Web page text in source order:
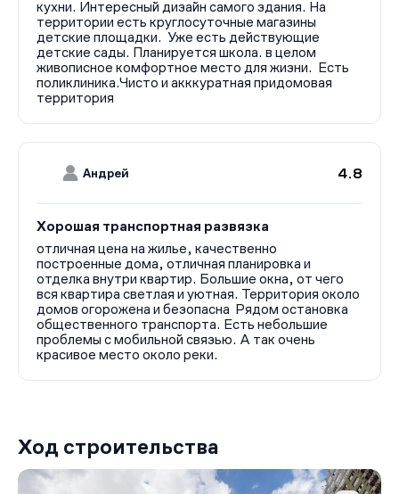
кухни. Интересный дизайн самого здания. На
территории есть круглосуточные магазины
детские площадки. Уже есть действующие
детские сады. Планируется школа. в целом
живописное комфортное место для жизни. Есть
поликлиника.Чисто и акккуратная придомовая
территория
Андрей 4.8
Хорошая транспортная развязка
отличная цена на жилье, качественно
построенные дома, отличная планировка и
отделка внутри квартир. Большие окна, от чего
вся квартира светлая и уютная. Территория около
домов огорожена и безопасна Рядом остановка
общественного транспорта. Есть небольшие
проблемы с мобильной связью. А так очень
красивое место около реки.
Ход строительства